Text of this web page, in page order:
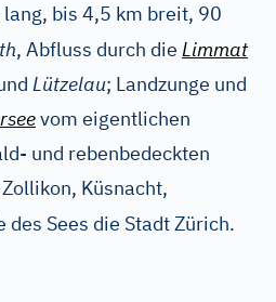
lang, bis 4,5 km breit, 90
, Abfluss durch die Limmat
Lützelau; Landzunge und
vom eigentlichen
und rebenbedeckten
Küsnacht,
des Sees die Stadt Zürich.